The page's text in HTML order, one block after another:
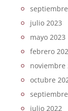
julio 2023
mayo 2023
febrero
noviembre
octubre
julio 2022